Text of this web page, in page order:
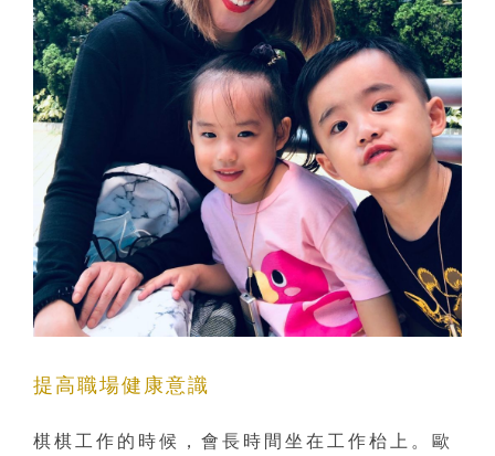
提高職場健康意識
棋棋工作的時候，會長時間坐在工作枱上。歐